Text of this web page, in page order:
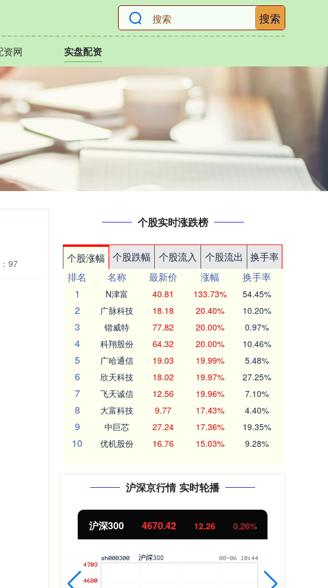
搜索
资网 实盘配资
97
个股实时涨跌榜
个股涨幅 个股跌幅 个股流入 个股流出
换手率
排名
名称 最新价 涨幅
换手率
1
N津富 40.81 133.73% 54.45%
2 广脉科技 18.18 20.40% 10.20%
3 锴威特 77.82 20.00% 0.97%
4 科翔股份 64.32 20.00% 10.46%
5 广哈通信 19.03 19.99% 5.48%
6 欣天科技 18.02 19.97% 27.25%
7 飞天诚信 12.56 19.96% 7.10%
8 大富科技 9.77 17.43% 4.40%
9 中巨芯 27.24 17.36% 19.35%
10 优机股份 16.76 15.03% 9.28%
沪深京行情 实时轮播
0.26% 北证50 1123.29